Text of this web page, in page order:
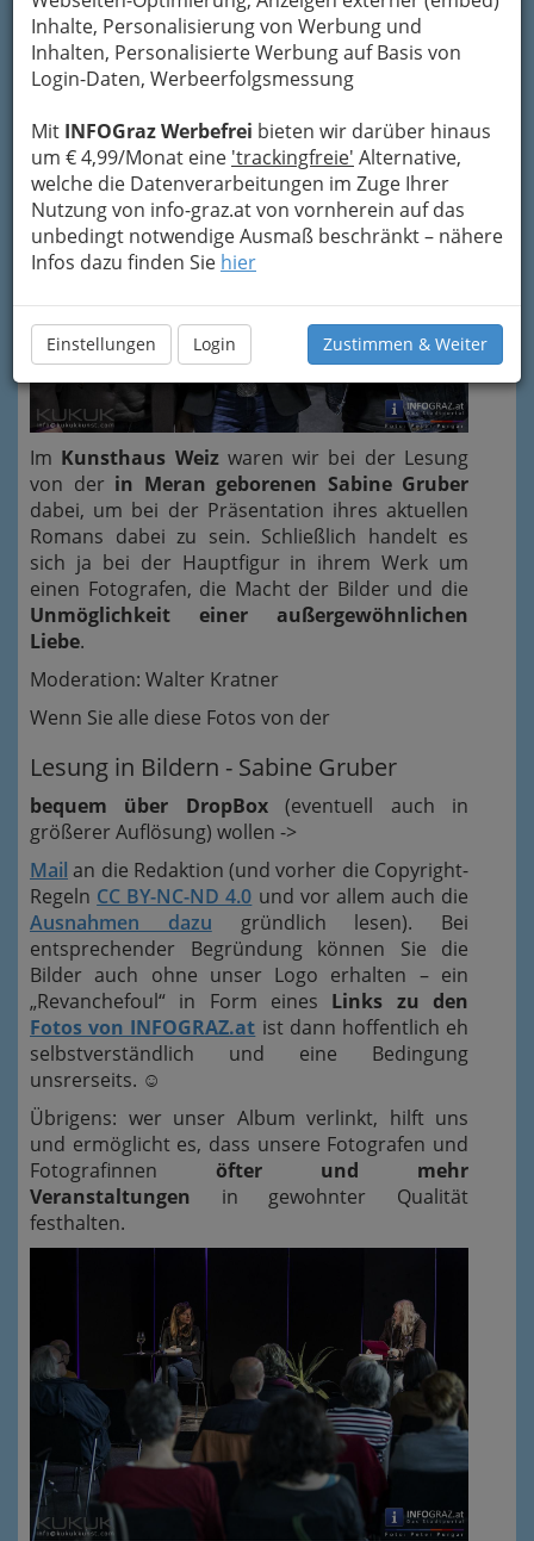
Inhalte, Personalisierung von Werbung und
Inhalten, Personalisierte Werbung auf Basis von
Login-Daten, Werbeerfolgsmessung
Mit INFOGraz Werbefrei bieten wir darüber hinaus
um € 4,99/Monat eine 'trackingfreie' Alternative,
welche die Datenverarbeitungen im Zuge Ihrer
Nutzung von info-graz.at von vornherein auf das
unbedingt notwendige Ausmaß beschränkt – nähere
Infos dazu finden Sie hier
Einstellungen Login Zustimmen & Weiter
Fotografinnen und Fotografen.
Einen aussagekräftigen Augenblick im Bild
festzuhalten, das heißt, im richtigen Moment am
Im Kunsthaus Weizwaren wir bei der Lesung
von der in Meran geborenen Sabine Gruber
dabei, um bei der Präsentation ihres aktuellen
Romans dabei zu sein. Schließlich handelt es
sich ja bei der Hauptfigur in ihrem Werk um
einen Fotografen, die Macht der Bilder und die
Unmöglichkeit einer außergewöhnlichen
Liebe.
Moderation: Walter Kratner
Wenn Sie alle diese Fotos von der
Lesung in Bildern - Sabine Gruber
bequem über DropBox(eventuell auch in
größerer Auflösung) wollen ->
Mail an die Redaktion (und vorher die Copyright-
Regeln CC BY-NC-ND 4.0 und vor allem auch die
Ausnahmen dazu gründlich lesen). Bei
entsprechender Begründung können Sie die
Bilder auch ohne unser Logo erhalten – ein
„Revanchefoul“ in Form eines Links zu den
Fotos von INFOGRAZ.at ist dann hoffentlich eh
selbstverständlich und eine Bedingung
unsrerseits. ☺
Übrigens: wer unser Album verlinkt, hilft uns
und ermöglicht es, dass unsere Fotografen und
Fotografinnen öfter und mehr
Veranstaltungen in gewohnter Qualität
festhalten.